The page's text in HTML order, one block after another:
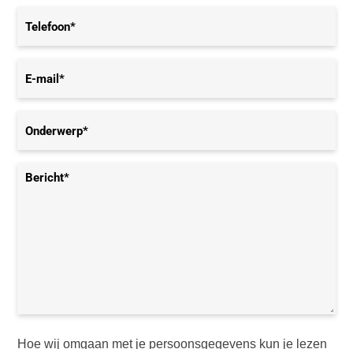
Bericht**
Hoe wij omgaan met je persoonsgegevens kun je lezen